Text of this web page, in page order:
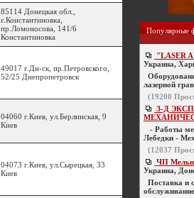
85114 Донецкая обл.,
г.Константиновка,
пр.Ломоносова, 141/6
Константиновка
49017 г.Дн-ск, пр.Петровского,
52/25 Днепропетровск
04060 г.Киев, ул.Берлинская, 9
Киев
04073 г.Киев, ул.Сырецкая, 33
Киев
Популярные
"LASER
Украина,
лазерной
(19200
З-Д
- Работы
Лебедки -
(12037
ЧП
Украина,
Поставка и